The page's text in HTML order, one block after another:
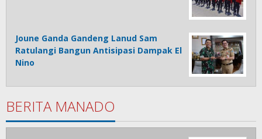
Joune Ganda Gandeng Lanud Sam
Ratulangi Bangun Antisipasi Dampak El
Nino
BERITA MANADO